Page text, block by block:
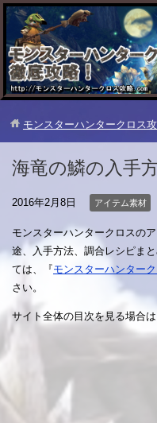
モンスターハンタークロス
海竜の鱗の入手
2016年2月8日 アイテム素材
モンスターハンタークロスの
途、入手方法、調合レシピま
ては、『モンスターハンター
さい。
サイト全体の目次を見る場合